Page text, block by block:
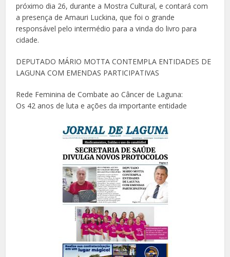
próximo dia 26, durante a Mostra Cultural, e contará com
a presença de Amauri Luckina, que foi o grande
responsável pelo intermédio para a vinda do livro para
cidade.
DEPUTADO MÁRIO MOTTA CONTEMPLA ENTIDADES DE
LAGUNA COM EMENDAS PARTICIPATIVAS
Rede Feminina de Combate ao Câncer de Laguna:
Os 42 anos de luta e ações da importante entidade